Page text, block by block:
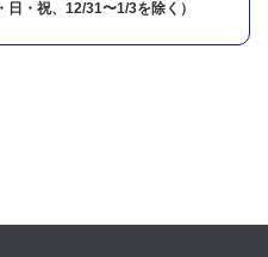
・祝、12/31〜1/3を除く）